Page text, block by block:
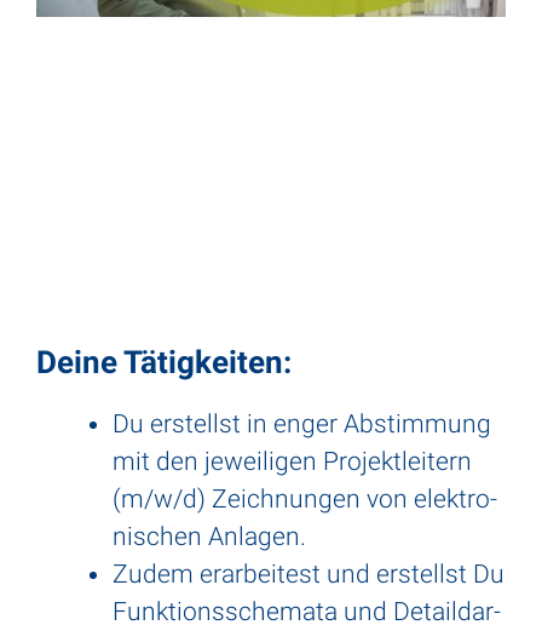
Deine Tätig­keiten:
Du erstellst in enger Abstim­mung
mit den jewei­ligen Projekt­lei­tern
(m/w/d) Zeich­nungen von elek­tro­
ni­schen Anlagen.
Zudem erar­bei­test und erstellst Du
Funk­ti­ons­sche­mata und Detail­dar­